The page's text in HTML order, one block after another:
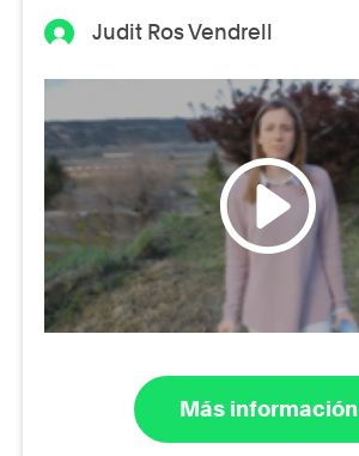
Judit Ros Vendrell
Más información